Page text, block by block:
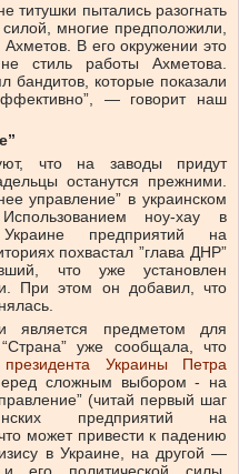
титушки пытались разогнать
многие предположили,
В его окружении это
не стиль работы Ахметова.
бандитов, которые показали
— говорит наш
что на заводы придут
останутся прежними.
управление” в украинском
ноу-хау в
предприятий на
похвастал ”глава ДНР”
что уже установлен
При этом он добавил, что
является предметом для
уже сообщала, что
Украины Петра
сложным выбором - на
(читай первый шаг
предприятий на
может привести к падению
в Украине, на другой —